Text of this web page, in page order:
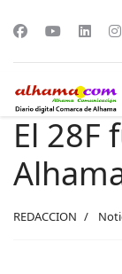
El 28F
REDACCION